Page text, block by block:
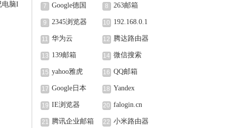
电脑I 7 Google德国 8 263邮箱
9 2345浏览器 10 192.168.0.1
11 华为云 12 腾达路由器
13 139邮箱 14 微信搜索
15 yahoo雅虎 16 QQ邮箱
17 Google日本 18 Yandex
19 IE浏览器 20 falogin.cn
21 腾讯企业邮箱 22 小米路由器